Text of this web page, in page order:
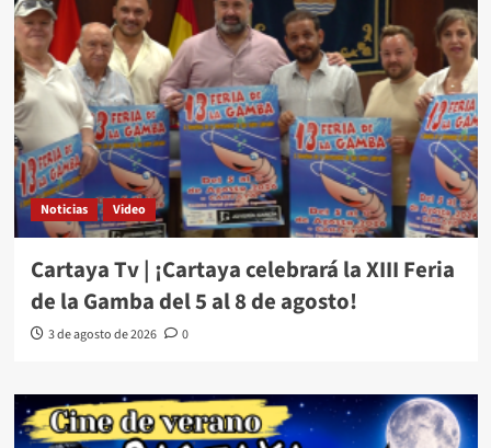
Noticias Video
Cartaya Tv | ¡Cartaya celebrará la XIII Feria
de la Gamba del 5 al 8 de agosto!
3 de agosto de 2026 0